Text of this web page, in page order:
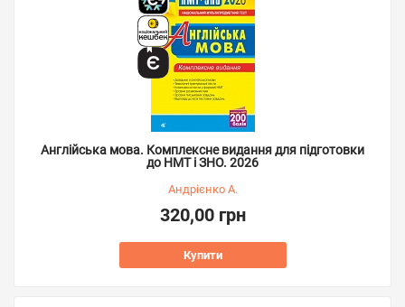
Англійська мова. Комплексне видання для підготовки
до НМТ і ЗНО. 2026
Андрієнко А.
320,00 грн
Купити